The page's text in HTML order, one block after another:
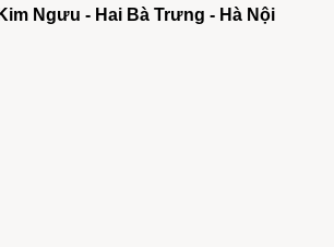
Ngưu - Hai Bà Trưng - Hà Nội